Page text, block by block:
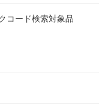
コード検索対象品